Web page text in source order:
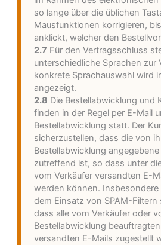
so lange über die üblichen
Mausfunktionen korrigieren,
anklickt, welcher den
2.7 Für den Vertragsschluss
unterschiedliche Sprachen zur
konkrete Sprachauswahl wird
angezeigt.
2.8 Die Bestellabwicklung und
finden in der Regel per E-Mail
Bestellabwicklung statt. Der
sicherzustellen, dass die von
Bestellabwicklung
zutreffend ist, so dass unter
vom Verkäufer versandten E-
werden können. Insbesondere
dem Einsatz von SPAM-Filtern
dass alle vom Verkäufer oder
Bestellabwicklung
versandten E-Mails zugestellt